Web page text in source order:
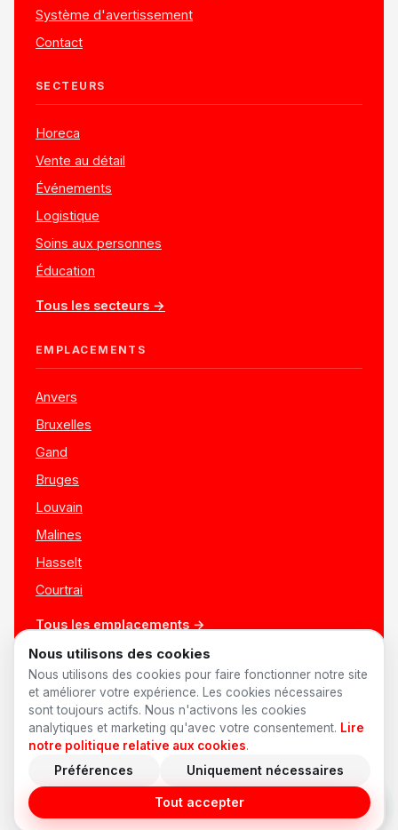
Système d'avertissement
Contact
SECTEURS
Horeca
Vente au détail
Événements
Logistique
Soins aux personnes
Éducation
Tous les secteurs →
EMPLACEMENTS
Anvers
Bruxelles
Gand
Bruges
Louvain
Malines
Hasselt
Courtrai
Tous les emplacements →
© 2026 AnyShift Made in Belgium ♥Offres d'emploi
ConfidentialitéConditionsCookiesPréférences cookies
Nous utilisons des cookies
Nous utilisons des cookies pour faire fonctionner notre site
et améliorer votre expérience. Les cookies nécessaires
sont toujours actifs. Nous n'activons les cookies
analytiques et marketing qu'avec votre consentement. Lire
notre politique relative aux cookies.
Préférences Uniquement nécessaires
Tout accepter